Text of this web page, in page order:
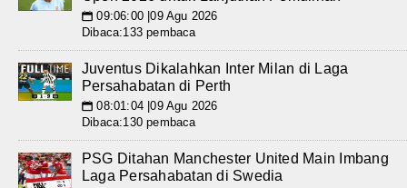
📅 09:06:00 |09 Agu 2026
Dibaca:133 pembaca
Juventus Dikalahkan Inter Milan di Laga
Persahabatan di Perth
📅 08:01:04 |09 Agu 2026
Dibaca:130 pembaca
PSG Ditahan Manchester United Main Imbang
Laga Persahabatan di Swedia